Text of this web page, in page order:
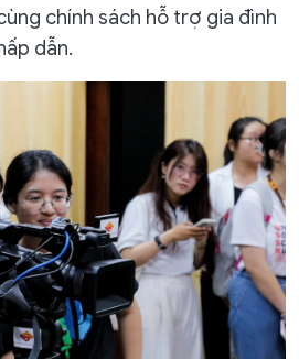
chính sách hỗ trợ gia đình
dẫn.